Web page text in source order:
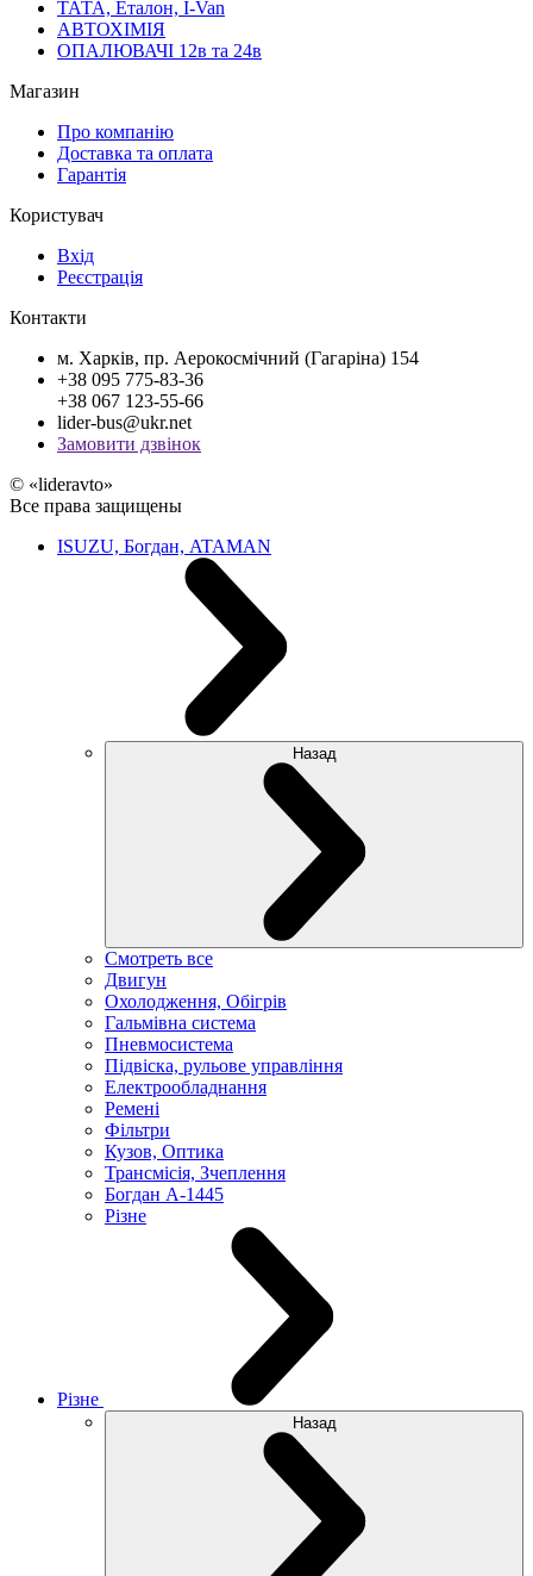
ТАТА, Еталон, I-Van
АВТОХІМІЯ
ОПАЛЮВАЧІ 12в та 24в
Магазин
Про компанію
Доставка та оплата
Гарантія
Користувач
Вхід
Реєстрація
Контакти
м. Харків, пр. Аерокосмічний (Гагаріна) 154
+38 095 775-83-36
+38 067 123-55-66
lider-bus@ukr.net
Замовити дзвінок
© «lideravto»
Все права защищены
ISUZU, Богдан, ATAMAN
Назад
Смотреть все
Двигун
Охолодження, Обігрів
Гальмівна система
Пневмосистема
Підвіска, рульове управління
Електрообладнання
Ремені
Фільтри
Кузов, Оптика
Трансмісія, Зчеплення
Богдан А-1445
Різне
Різне
Назад